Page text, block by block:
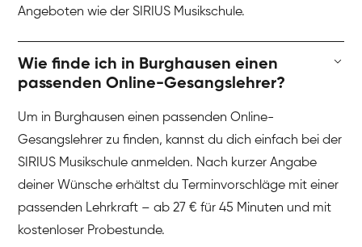
Angeboten wie der SIRIUS Musikschule.
Wie finde ich in Burghausen einen
passenden Online-Gesangslehrer?
Um in Burghausen einen passenden Online-
Gesangslehrer zu finden, kannst du dich einfach bei der
SIRIUS Musikschule anmelden. Nach kurzer Angabe
deiner Wünsche erhältst du Terminvorschläge mit einer
passenden Lehrkraft – ab 27 € für 45 Minuten und mit
kostenloser Probestunde.